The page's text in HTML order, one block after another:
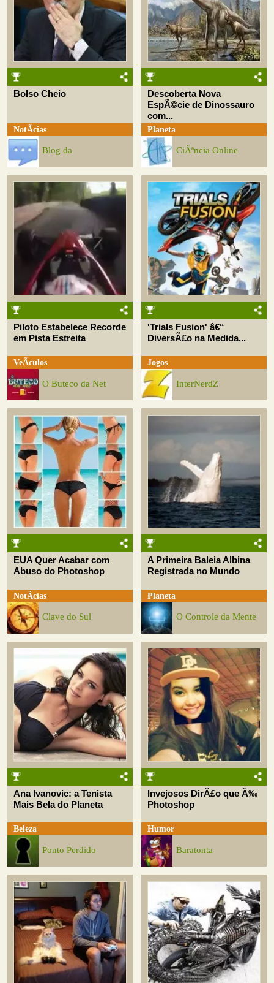
Bolso Cheio
NotÃ­cias
Blog da
Descoberta Nova
EspÃ©cie de Dinossauro
com...
Planeta
CiÃªncia Online
Piloto Estabelece Recorde
em Pista Estreita
VeÃ­culos
O Buteco da Net
'Trials Fusion' â€“
DiversÃ£o na Medida...
Jogos
InterNerdZ
EUA Quer Acabar com
Abuso do Photoshop
NotÃ­cias
Clave do Sul
A Primeira Baleia Albina
Registrada no Mundo
Planeta
O Controle da Mente
Ana Ivanovic: a Tenista
Mais Bela do Planeta
Beleza
Ponto Perdido
Invejosos DirÃ£o que Ã‰
Photoshop
Humor
Baratonta